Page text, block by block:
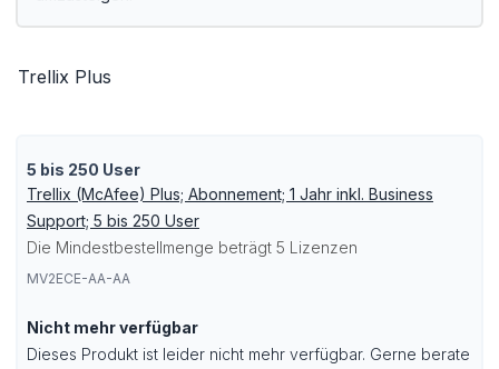
Trellix Plus
5 bis 250 User
Trellix (McAfee) Plus; Abonnement; 1 Jahr inkl. Business
Support; 5 bis 250 User
Die Mindestbestellmenge beträgt 5 Lizenzen
MV2ECE-AA-AA
Nicht mehr verfügbar
Dieses Produkt ist leider nicht mehr verfügbar. Gerne berate